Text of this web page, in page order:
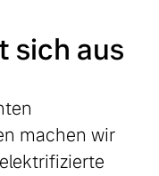
sich aus
machen wir